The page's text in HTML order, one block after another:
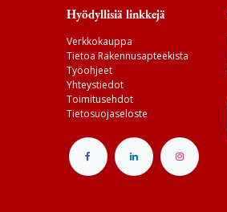
Hyödyllisiä linkkejä
Verkkokauppa
Tietoa Rakennusapteekista
Työohjeet
Yhteystiedot
Toimitusehdot
Tietosuojaseloste